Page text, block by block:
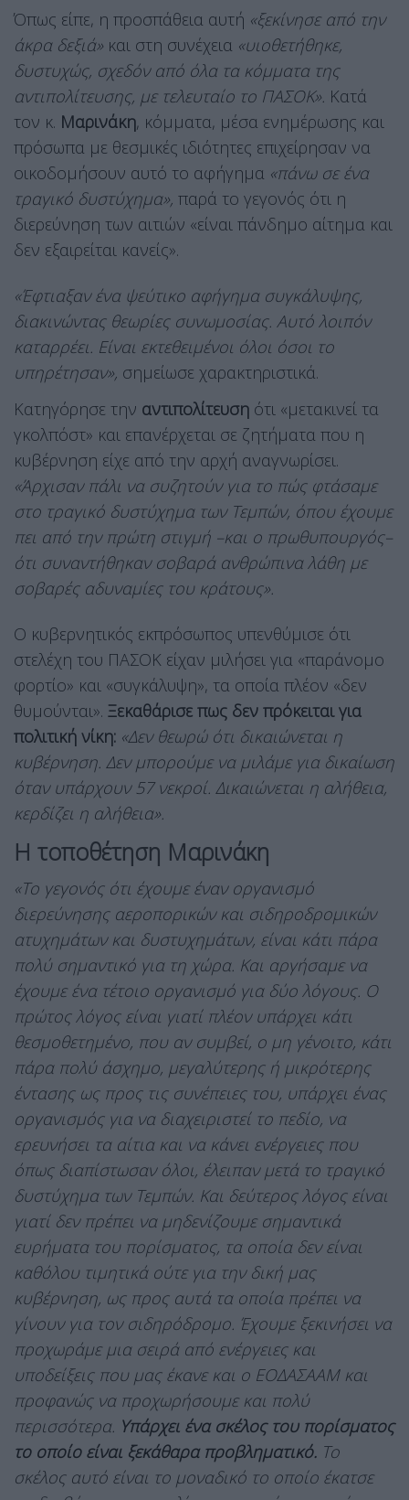
Όπως είπε, η προσπάθεια αυτή «ξεκίνησε από την
άκρα δεξιά» και στη συνέχεια «υιοθετήθηκε,
δυστυχώς, σχεδόν από όλα τα κόμματα της
αντιπολίτευσης, με τελευταίο το ΠΑΣΟΚ». Κατά
τον κ. Μαρινάκη, κόμματα, μέσα ενημέρωσης και
πρόσωπα με θεσμικές ιδιότητες επιχείρησαν να
οικοδομήσουν αυτό το αφήγημα «πάνω σε ένα
τραγικό δυστύχημα», παρά το γεγονός ότι η
διερεύνηση των αιτιών «είναι πάνδημο αίτημα και
δεν εξαιρείται κανείς».
«Έφτιαξαν ένα ψεύτικο αφήγημα συγκάλυψης,
διακινώντας θεωρίες συνωμοσίας. Αυτό λοιπόν
καταρρέει. Είναι εκτεθειμένοι όλοι όσοι το
υπηρέτησαν», σημείωσε χαρακτηριστικά.
Κατηγόρησε την αντιπολίτευση ότι «μετακινεί τα
γκολπόστ» και επανέρχεται σε ζητήματα που η
κυβέρνηση είχε από την αρχή αναγνωρίσει.
«Άρχισαν πάλι να συζητούν για το πώς φτάσαμε
στο τραγικό δυστύχημα των Τεμπών, όπου έχουμε
πει από την πρώτη στιγμή –και ο πρωθυπουργός–
ότι συναντήθηκαν σοβαρά ανθρώπινα λάθη με
σοβαρές αδυναμίες του κράτους».
Ο κυβερνητικός εκπρόσωπος υπενθύμισε ότι
στελέχη του ΠΑΣΟΚ είχαν μιλήσει για «παράνομο
φορτίο» και «συγκάλυψη», τα οποία πλέον «δεν
θυμούνται». Ξεκαθάρισε πως δεν πρόκειται για
πολιτική νίκη: «Δεν θεωρώ ότι δικαιώνεται η
κυβέρνηση. Δεν μπορούμε να μιλάμε για δικαίωση
όταν υπάρχουν 57 νεκροί. Δικαιώνεται η αλήθεια,
κερδίζει η αλήθεια».
Η τοποθέτηση Μαρινάκη
«Το γεγονός ότι έχουμε έναν οργανισμό
διερεύνησης αεροπορικών και σιδηροδρομικών
ατυχημάτων και δυστυχημάτων, είναι κάτι πάρα
πολύ σημαντικό για τη χώρα. Και αργήσαμε να
έχουμε ένα τέτοιο οργανισμό για δύο λόγους. Ο
πρώτος λόγος είναι γιατί πλέον υπάρχει κάτι
θεσμοθετημένο, που αν συμβεί, ο μη γένοιτο, κάτι
πάρα πολύ άσχημο, μεγαλύτερης ή μικρότερης
έντασης ως προς τις συνέπειες του, υπάρχει ένας
οργανισμός για να διαχειριστεί το πεδίο, να
ερευνήσει τα αίτια και να κάνει ενέργειες που
όπως διαπίστωσαν όλοι, έλειπαν μετά το τραγικό
δυστύχημα των Τεμπών. Και δεύτερος λόγος είναι
γιατί δεν πρέπει να μηδενίζουμε σημαντικά
ευρήματα του πορίσματος, τα οποία δεν είναι
καθόλου τιμητικά ούτε για την δική μας
κυβέρνηση, ως προς αυτά τα οποία πρέπει να
γίνουν για τον σιδηρόδρομο. Έχουμε ξεκινήσει να
προχωράμε μια σειρά από ενέργειες και
υποδείξεις που μας έκανε και ο ΕΟΔΑΣΑΑΜ και
προφανώς να προχωρήσουμε και πολύ
περισσότερα. Υπάρχει ένα σκέλος του πορίσματος
το οποίο είναι ξεκάθαρα προβληματικό. Το
σκέλος αυτό είναι το μοναδικό το οποίο έκατσε